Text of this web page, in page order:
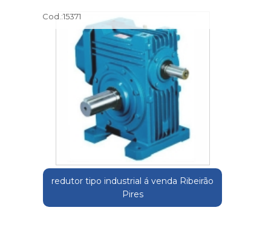
Cod.:15371
redutor tipo industrial á venda Ribeirão
Pires